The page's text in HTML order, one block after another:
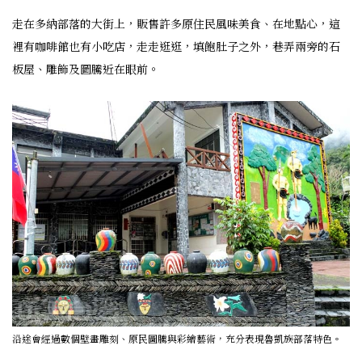
走在多納部落的大街上，販售許多原住民風味美食、在地點心，這
裡有咖啡館也有小吃店，走走逛逛，填飽肚子之外，巷弄兩旁的石
板屋、雕飾及圖騰近在眼前。
沿途會經過數個壁畫雕刻、原民圖騰與彩繪藝術，充分表現魯凱族部落特色。